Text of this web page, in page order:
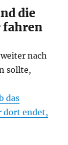
die
fahren
nach
sollte,
das
dort endet,